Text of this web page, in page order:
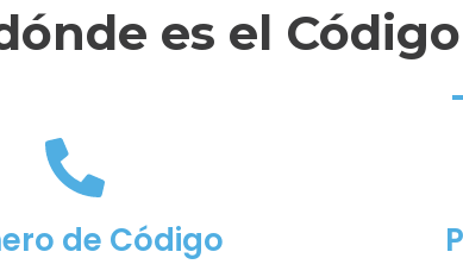
es el
de Código